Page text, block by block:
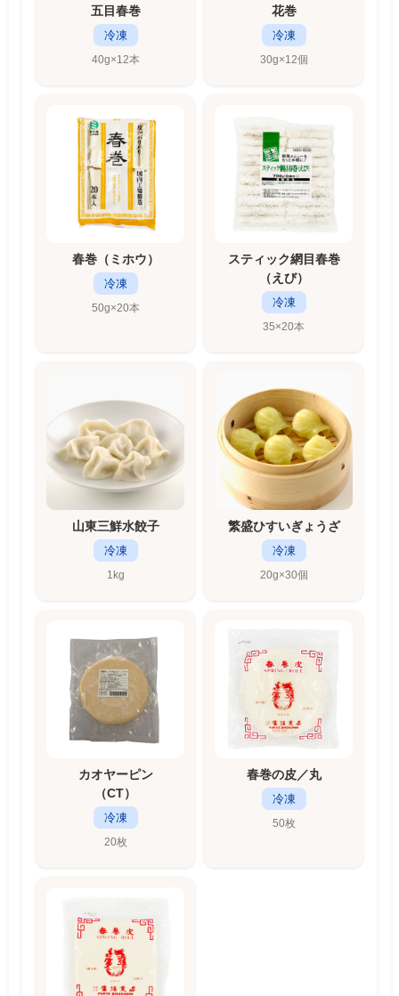
五目春巻
冷凍
40g×12本
花巻
冷凍
30g×12個
春巻（ミホウ）
冷凍
50g×20本
スティック網目春巻
（えび）
冷凍
35×20本
山東三鮮水餃子
冷凍
1kg
繁盛ひすいぎょうざ
冷凍
20g×30個
カオヤーピン
（CT）
冷凍
20枚
春巻の皮／丸
冷凍
50枚